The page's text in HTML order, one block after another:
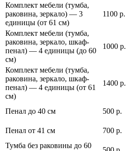
Комплект мебели (тумба,
раковина, зеркало) — 3
единицы (от 61 см)
1100 р.
Комплект мебели (тумба,
раковина, зеркало, шкаф-
пенал) — 4 единицы (до 60
см)
1000 р.
Комплект мебели (тумба,
раковина, зеркало, шкаф-
пенал) — 4 единицы (от 61
см)
1400 р.
Пенал до 40 см 500 р.
Пенал от 41 см
700 р.
Тумба без раковины до 60